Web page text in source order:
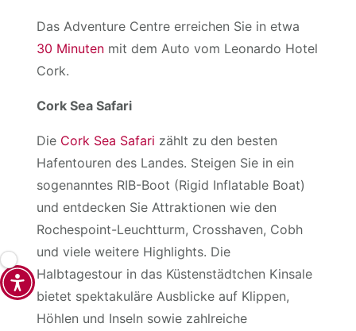
Das Adventure Centre erreichen Sie in etwa
30 Minuten mit dem Auto vom Leonardo Hotel
Cork.
Cork Sea Safari
Die Cork Sea Safari zählt zu den besten
Hafentouren des Landes. Steigen Sie in ein
sogenanntes RIB-Boot (Rigid Inflatable Boat)
und entdecken Sie Attraktionen wie den
Rochespoint-Leuchtturm, Crosshaven, Cobh
und viele weitere Highlights. Die
Halbtagestour in das Küstenstädtchen Kinsale
bietet spektakuläre Ausblicke auf Klippen,
Höhlen und Inseln sowie zahlreiche